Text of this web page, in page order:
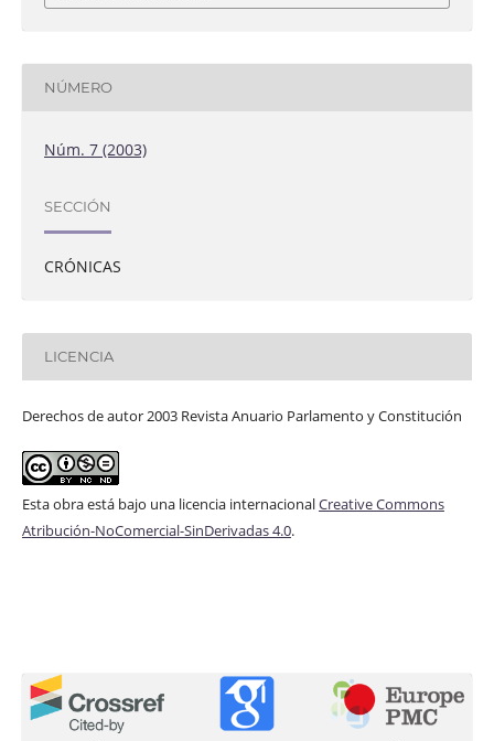
NÚMERO
Núm. 7 (2003)
SECCIÓN
CRÓNICAS
LICENCIA
Derechos de autor 2003 Revista Anuario Parlamento y Constitución
Esta obra está bajo una licencia internacionalCreative Commons
Atribución-NoComercial-SinDerivadas 4.0.